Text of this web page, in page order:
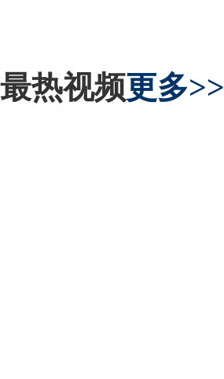
最热视频更多>>